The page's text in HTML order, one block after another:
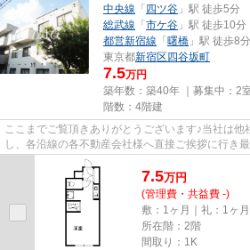
中央線 「 四ツ谷 」駅 徒歩5分
総武線 「 市ケ谷 」駅 徒歩10分
都営新宿線 「 曙橋 」駅 徒歩8分
東京都新宿区 四谷坂町
7.5万円
築年数：築40年 ｜募集中： 2
階数：4階建
ここまでご覧頂きありがとうございます♪当社は
し、各沿線の各不動産会社様へ直接ご挨拶に行き
しております！最新の情報は...
7.5万円
(管理費・共益費 -)
敷：1ヶ月｜礼：1ヶ月
所在階：2階
間取り：1K